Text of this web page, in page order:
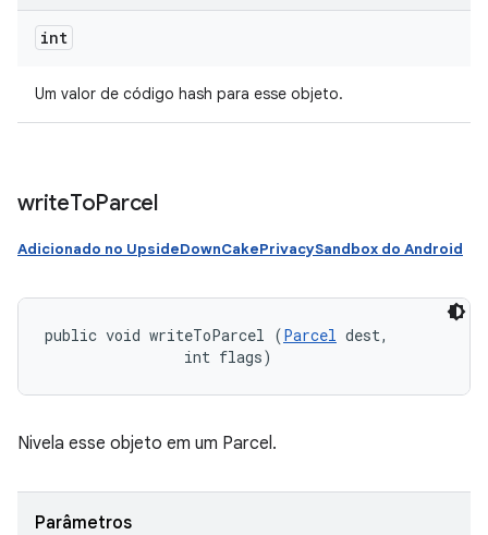
int
Um valor de código hash para esse objeto.
writeToParcel
Adicionado no UpsideDownCakePrivacySandbox do Android
public void writeToParcel (Parcel dest,
                int flags)
Nivela esse objeto em um Parcel.
Parâmetros